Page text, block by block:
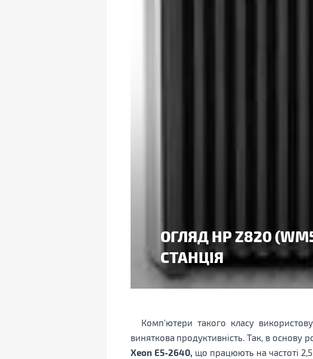
ОГЛЯД HP Z820
СТАНЦІЯ
Комп'ютери такого класу
виняткова продуктивність. Так, в основу
Xeon E5-2640, що працюють на частоті